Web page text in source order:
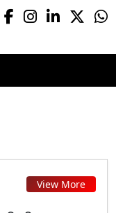
View More